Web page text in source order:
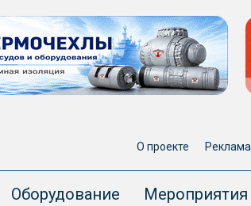
О проекте Реклама
Оборудование Мероприятия